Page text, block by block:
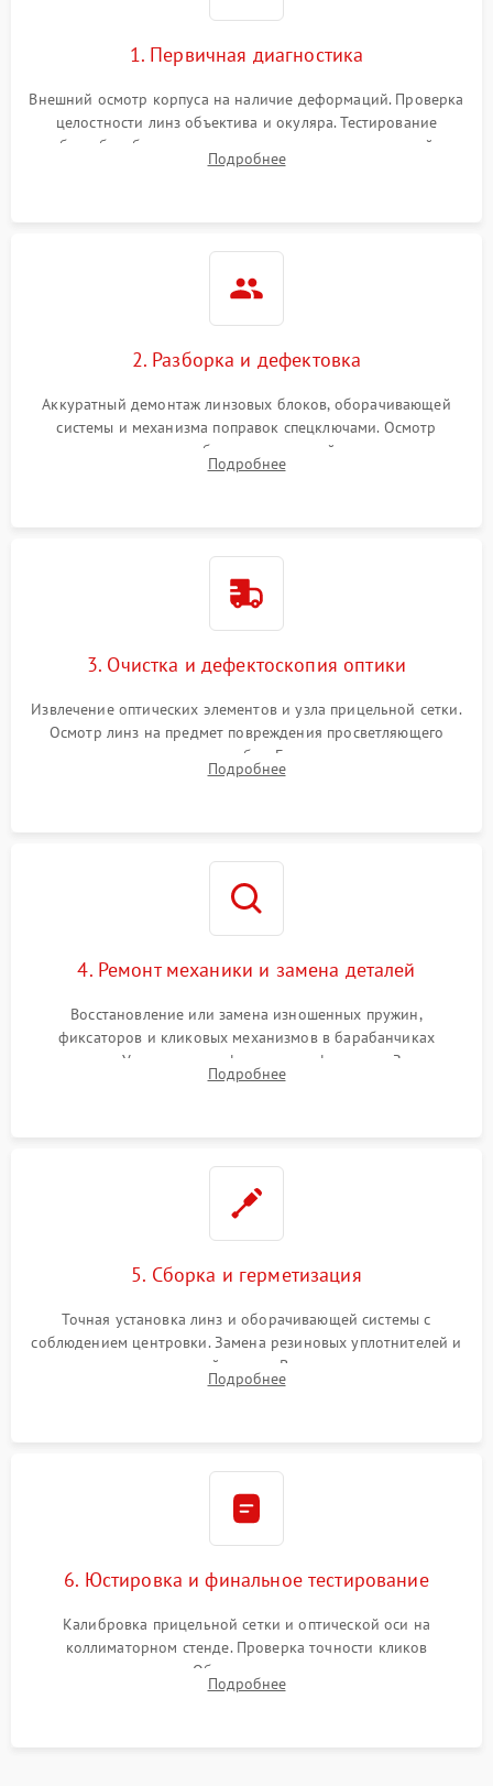
1. Первичная диагностика
Внешний осмотр корпуса на наличие деформаций. Проверка
целостности линз объектива и окуляра. Тестирование
работы барабанчиков ввода поправок, кольца отстройки
параллакса и зума. Выявление сколов, внутренних
Подробнее
2. Разборка и дефектовка
Аккуратный демонтаж линзовых блоков, оборачивающей
системы и механизма поправок спецключами. Осмотр
внутренних резьбовых соединений, пружин и
уплотнительных колец. Поиск причин люфта, смещения
Подробнее
3. Очистка и дефектоскопия оптики
Извлечение оптических элементов и узла прицельной сетки.
Осмотр линз на предмет повреждения просветляющего
покрытия или появления грибка. Бережная очистка стекол
спецрастворами. Проверка целостности гравированной
Подробнее
4. Ремонт механики и замена деталей
Восстановление или замена изношенных пружин,
фиксаторов и кликовых механизмов в барабанчиках
поправок. Устранение люфтов в трансфокаторе. Замена
поврежденных линз, разбитой сетки или восстановление
Подробнее
5. Сборка и герметизация
Точная установка линз и оборачивающей системы с
соблюдением центровки. Замена резиновых уплотнителей и
нанесение влагозащитной смазки. Вакуумирование корпуса
и заполнение его осушенным азотом или аргоном для
Подробнее
6. Юстировка и финальное тестирование
Калибровка прицельной сетки и оптической оси на
коллиматорном стенде. Проверка точности кликов
механизма поправок. Обязательное испытание прицела на
ударном стенде для проверки устойчивости к отдаче и
Подробнее